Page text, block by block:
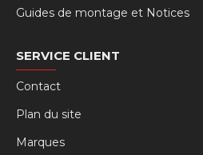
Guides de montage et Notices
SERVICE CLIENT
Contact
Plan du site
Marques